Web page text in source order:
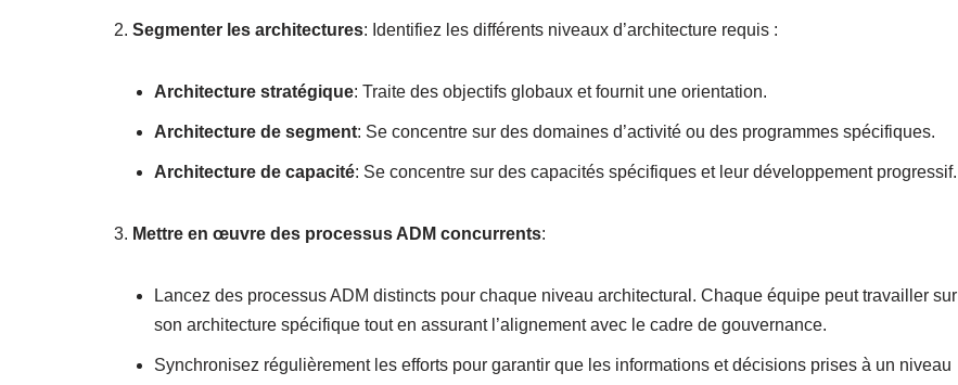
Segmenter les architectures: Identifiez les différents niveaux d’architecture requis :
Architecture stratégique: Traite des objectifs globaux et fournit une orientation.
Architecture de segment: Se concentre sur des domaines d’activité ou des programmes spécifiques.
Architecture de capacité: Se concentre sur des capacités spécifiques et leur développement progressif.
Mettre en œuvre des processus ADM concurrents:
Lancez des processus ADM distincts pour chaque niveau architectural. Chaque équipe peut travailler sur
son architecture spécifique tout en assurant l’alignement avec le cadre de gouvernance.
Synchronisez régulièrement les efforts pour garantir que les informations et décisions prises à un niveau